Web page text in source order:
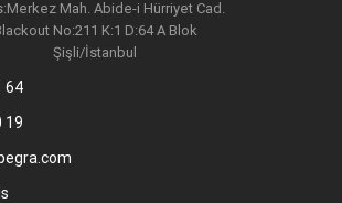
Mah. Abide-i Hürriyet Cad.
No:211 K:1 D:64 A Blok
Şişli/İstanbul
64
19